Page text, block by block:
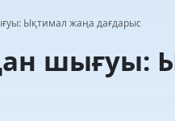
Ықтимал жаңа дағдарыс
шығуы: